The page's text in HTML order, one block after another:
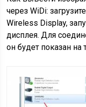
через WiDi:
Wireless Display,
дисплея. Для
он будет показан на